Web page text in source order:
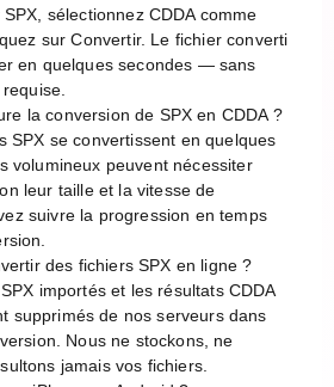
sélectionnez CDDA comme
sur Convertir. Le fichier converti
en quelques secondes — sans
la conversion de SPX en CDDA ?
SPX se convertissent en quelques
volumineux peuvent nécessiter
leur taille et la vitesse de
suivre la progression en temps
des fichiers SPX en ligne ?
importés et les résultats CDDA
supprimés de nos serveurs dans
Nous ne stockons, ne
jamais vos fichiers.